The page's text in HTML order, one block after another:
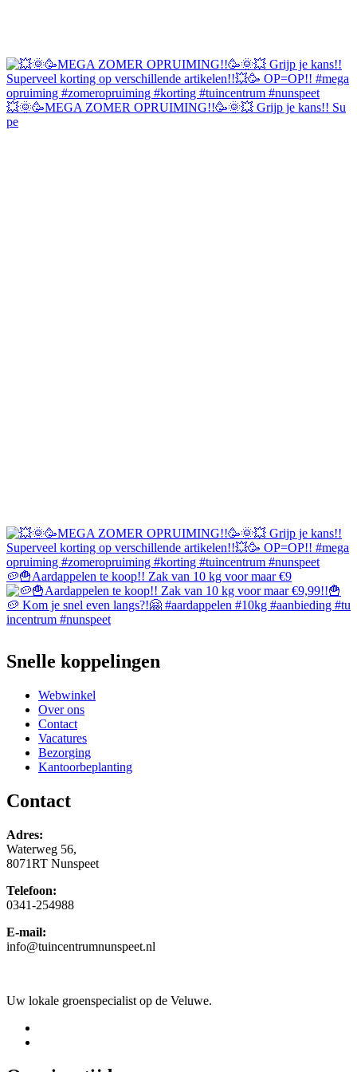
💥🌞🥳MEGA ZOMER OPRUIMING!!🥳🌞💥 Grijp je kans!! Su
pe
🥔🍟Aardappelen te koop!! Zak van 10 kg voor maar €9
Snelle koppelingen
Webwinkel
Over ons
Contact
Vacatures
Bezorging
Kantoorbeplanting
Contact
Adres:
Waterweg 56,
8071RT Nunspeet
Telefoon:
0341-254988
E-mail:
info@tuincentrumnunspeet.nl
Uw lokale groenspecialist op de Veluwe.